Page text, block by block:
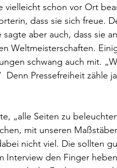
vielleicht schon vor Ort
dass sie sich freue.
sagte aber auch, dass sie
Weltmeisterschaften.
schwang auch mit.
Denn Pressefreiheit
„alle Seiten zu
mit unseren
nicht viel. Die sollten
Interview den Finger